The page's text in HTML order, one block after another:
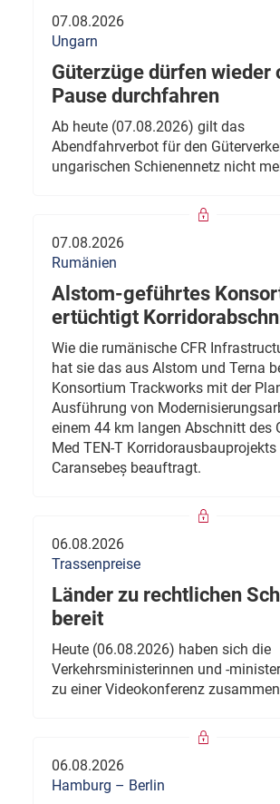
07.08.2026
Ungarn
Güterzüge dürfen wieder
Pause durchfahren
Ab heute (07.08.2026) gilt das
Abendfahrverbot für den
ungarischen Schienennetz nicht
07.08.2026
Rumänien
Alstom-geführtes
ertüchtigt
Wie die rumänische CFR
hat sie das aus Alstom und Terna
Konsortium Trackworks mit der
Ausführung von
einem 44 km langen Abschnitt des
Med TEN-T
Caransebeș beauftragt.
06.08.2026
Trassenpreise
Länder zu rechtlichen
bereit
Heute (06.08.2026) haben sich die
Verkehrsministerinnen und -
zu einer Videokonferenz
06.08.2026
Hamburg – Berlin